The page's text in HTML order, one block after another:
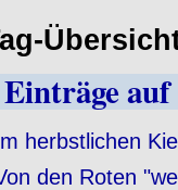
Einträge
herbstlichen
den Roten